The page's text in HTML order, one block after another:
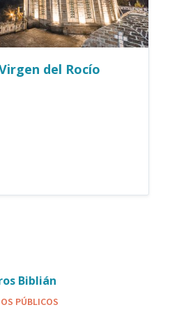
del Rocío
Biblián
PÚBLICOS